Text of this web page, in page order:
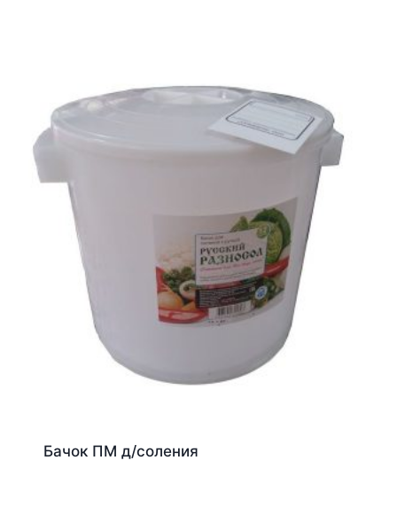
Бачок ПМ д/соления